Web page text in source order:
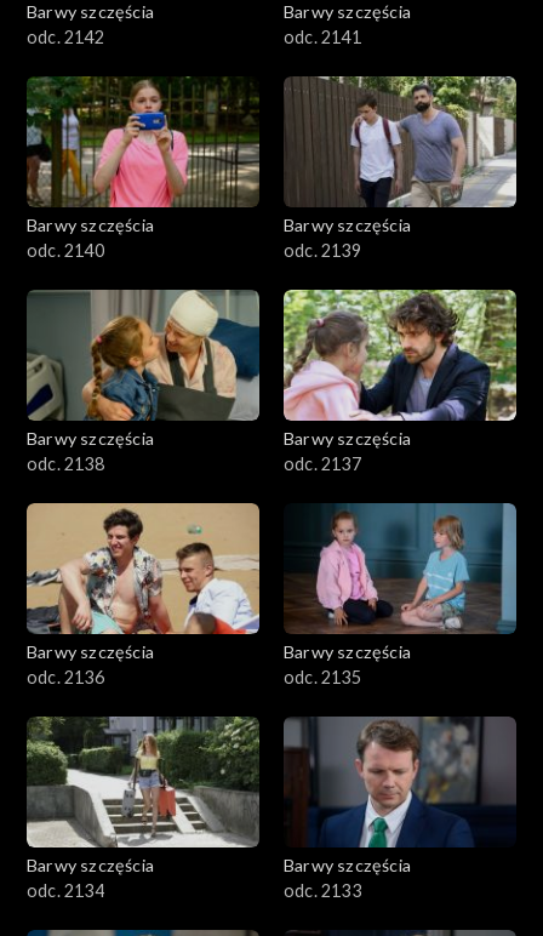
Barwy szczęścia
odc. 2142
Barwy szczęścia
odc. 2141
Barwy szczęścia
odc. 2140
Barwy szczęścia
odc. 2139
Barwy szczęścia
odc. 2138
Barwy szczęścia
odc. 2137
Barwy szczęścia
odc. 2136
Barwy szczęścia
odc. 2135
Barwy szczęścia
odc. 2134
Barwy szczęścia
odc. 2133